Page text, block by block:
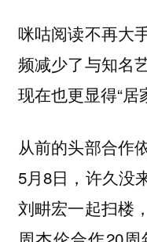
咪咕阅读不再大
频减少了与知名
现在也更显得“居
从前的头部合作
5月8日，许久没
刘畊宏一起扫楼